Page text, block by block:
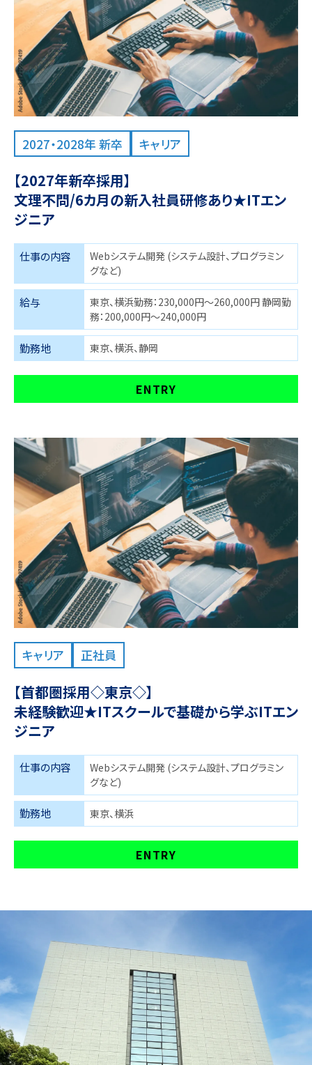
2027・2028年 新卒 キャリア
【2027年新卒採用】
文理不問/6カ月の新入社員研修あり★ITエン
ジニア
仕事の内容
Webシステム開発 (システム設計、プログラミン
グなど)
給与
東京、横浜勤務：230,000円～260,000円 静岡勤
務：200,000円～240,000円
勤務地 東京、横浜、静岡
ENTRY
キャリア 正社員
【首都圏採用◇東京◇】
未経験歓迎★ITスクールで基礎から学ぶITエン
ジニア
仕事の内容
Webシステム開発 (システム設計、プログラミン
グなど)
勤務地 東京、横浜
ENTRY